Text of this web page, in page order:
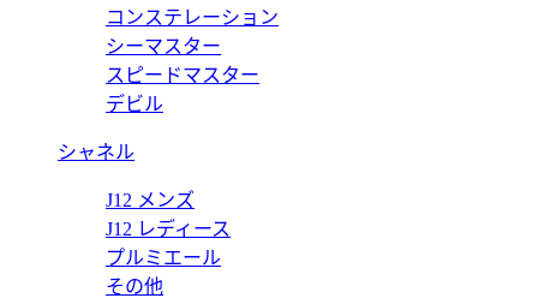
ピー 126720VTNR 【2022年新作】
コンステレーション
シーマスター
スピードマスター
デビル
シャネル
J12 メンズ
J12 レディース
プルミエール
その他